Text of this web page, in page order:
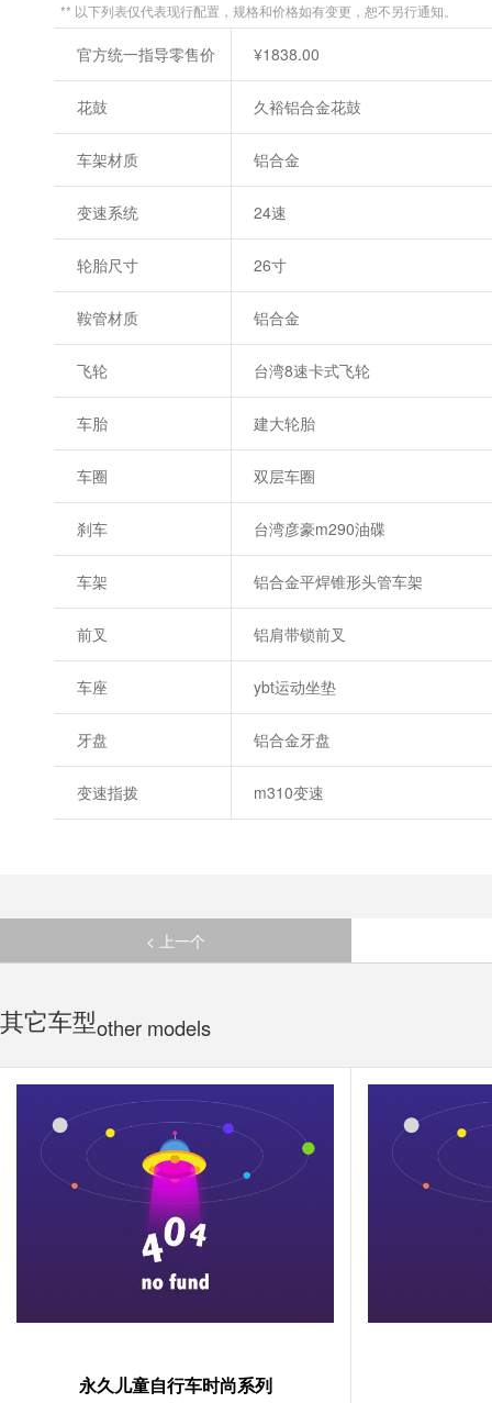
** 以下列表仅代表现行配置，规格和价格如有变更，恕不另行通知。
官方统一指导零售价 ¥1838.00
花鼓 久裕铝合金花鼓
车架材质 铝合金
变速系统 24速
轮胎尺寸 26寸
鞍管材质 铝合金
飞轮 台湾8速卡式飞轮
车胎 建大轮胎
车圈 双层车圈
刹车 台湾彦豪m290油碟
车架 铝合金平焊锥形头管车架
前叉 铝肩带锁前叉
车座 ybt运动坐垫
牙盘 铝合金牙盘
变速指拨 m310变速
< 上一个
其它车型other models
永久儿童自行车时尚系列